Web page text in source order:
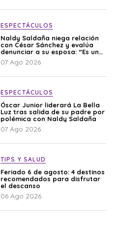
ESPECTÁCULOS
Naldy Saldaña niega relación
con César Sánchez y evalúa
denunciar a su esposa: “Es una
difamación”
07 Ago 2026
ESPECTÁCULOS
Óscar Junior liderará La Bella
Luz tras salida de su padre por
polémica con Naldy Saldaña
07 Ago 2026
TIPS Y SALUD
Feriado 6 de agosto: 4 destinos
recomendados para disfrutar
el descanso
06 Ago 2026